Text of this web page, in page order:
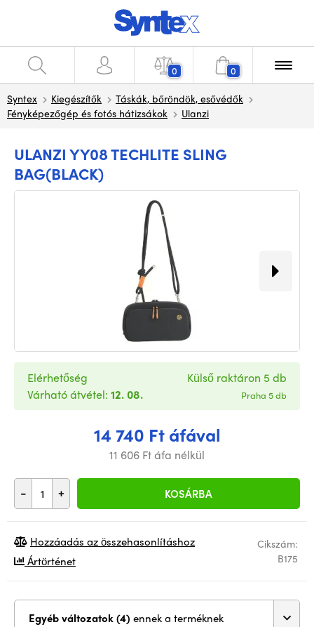
0 0
Syntex Kiegészítők
Táskák, bőröndök, esővédők
Fényképezőgép és fotós hátizsákok
Ulanzi
ULANZI YY08 TECHLITE SLING
BAG(BLACK)
14 740 Ft áfával
11 606 Ft áfa nélkül
- + KOSÁRBA
Elérhetőség
Várható átvétel: 12. 08.
Külső raktáron 5 db
Praha 5 db
Cikszám:
B175
Hozzáadás az összehasonlításhoz
Ártörténet
Egyéb változatok (4) ennek a terméknek